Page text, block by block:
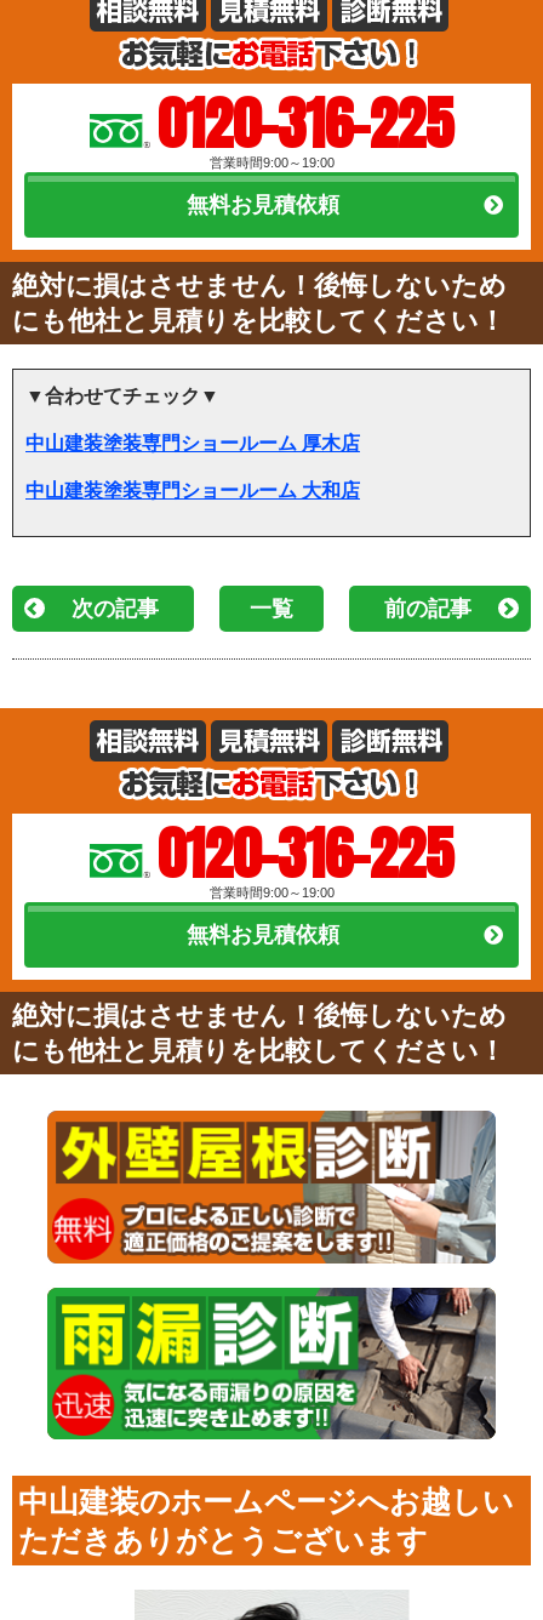
0120-316-225
営業時間9:00～19:00
無料お見積依頼
絶対に損はさせません！後悔しないため
にも他社と見積りを比較してください！
▼合わせてチェック▼
中山建装塗装専門ショールーム 厚木店
中山建装塗装専門ショールーム 大和店
次の記事 一覧 前の記事
0120-316-225
営業時間9:00～19:00
無料お見積依頼
絶対に損はさせません！後悔しないため
にも他社と見積りを比較してください！
中山建装のホームページへお越しい
ただきありがとうございます